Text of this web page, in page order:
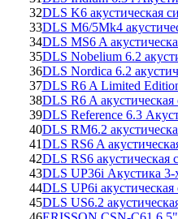
32DLS K6 акустическая
33DLS M6/5Mk4
34DLS MS6 A
35DLS Nobelium 6.2
36DLS Nordica 6.2
37DLS R6 A Limited
38DLS R6 A
39DLS Reference 6.3
40DLS RM6.2
41DLS RS6 A
42DLS RS6 акустическая
43DLS UP36i Акустика 3-
44DLS UP6i
45DLS US6.2